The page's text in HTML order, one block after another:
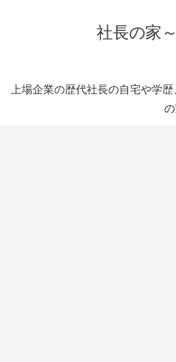
社長の家
上場企業の歴代社長の自宅や学